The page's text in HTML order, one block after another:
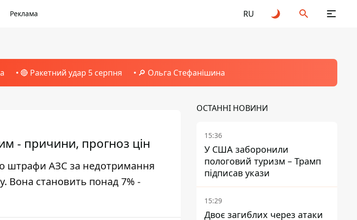
Реклама RU
🔴 Ракетний удар 5 серпня 🔎 Ольга Стефанішина
- причини, прогноз цін
штрафи АЗС за недотримання
Вона становить понад 7% -
ОСТАННІ НОВИНИ
15:36
У США заборонили
пологовий туризм – Трамп
підписав укази
15:29
Двоє загиблих через атаки